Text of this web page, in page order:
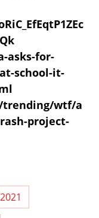
asks-for-
school-it-
trending/wtf/a
project-